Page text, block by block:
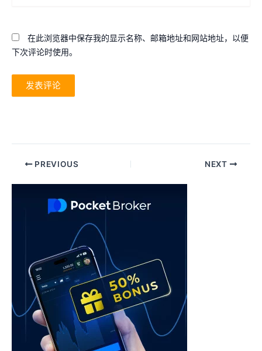
在此浏览器中保存我的显示名称、邮箱地址和网站地址，以便
下次评论时使用。
Post PREVIOUS NEXT